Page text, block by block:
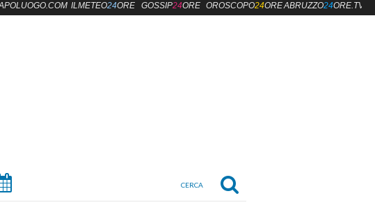
ILMETEO24ORE GOSSIP24ORE OROSCOPO24OREABRUZZO24ORE.TV